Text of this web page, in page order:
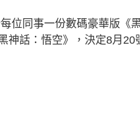
位同事一份數碼豪華版《
神話：悟空》，決定8月20